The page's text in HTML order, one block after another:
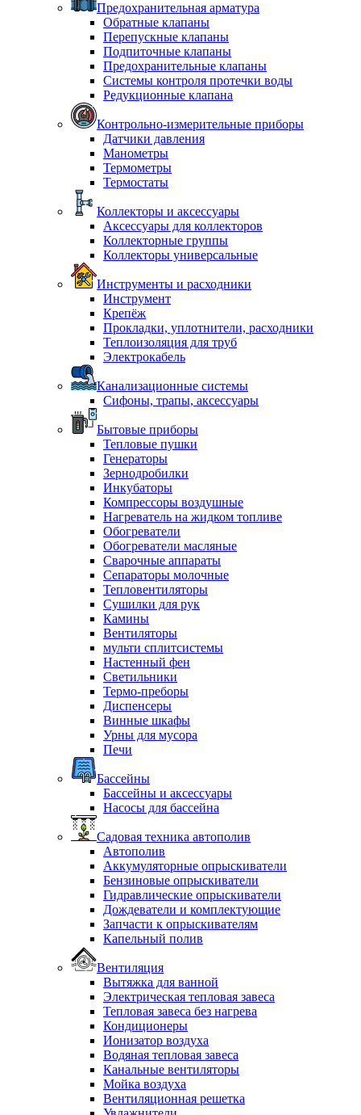
Предохранительная арматура
Обратные клапаны
Перепускные клапаны
Подпиточные клапаны
Предохранительные клапаны
Системы контроля протечки воды
Редукционные клапана
Контрольно-измерительные приборы
Датчики давления
Манометры
Термометры
Термостаты
Коллекторы и аксессуары
Аксессуары для коллекторов
Коллекторные группы
Коллекторы универсальные
Инструменты и расходники
Инструмент
Крепёж
Прокладки, уплотнители, расходники
Теплоизоляция для труб
Электрокабель
Канализационные системы
Сифоны, трапы, аксессуары
Бытовые приборы
Тепловые пушки
Генераторы
Зернодробилки
Инкубаторы
Компрессоры воздушные
Нагреватель на жидком топливе
Обогреватели
Обогреватели масляные
Сварочные аппараты
Сепараторы молочные
Тепловентиляторы
Сушилки для рук
Камины
Вентиляторы
мульти сплитсистемы
Настенный фен
Светильники
Термо-преборы
Диспенсеры
Винные шкафы
Урны для мусора
Печи
Бассейны
Бассейны и аксессуары
Насосы для бассейна
Садовая техника автополив
Автополив
Аккумуляторные опрыскиватели
Бензиновые опрыскиватели
Гидравлические опрыскиватели
Дождеватели и комплектующие
Запчасти к опрыскивателям
Капельный полив
Вентиляция
Вытяжка для ванной
Электрическая тепловая завеса
Тепловая завеса без нагрева
Кондиционеры
Ионизатор воздуха
Водяная тепловая завеса
Канальные вентиляторы
Мойка воздуха
Вентиляционная решетка